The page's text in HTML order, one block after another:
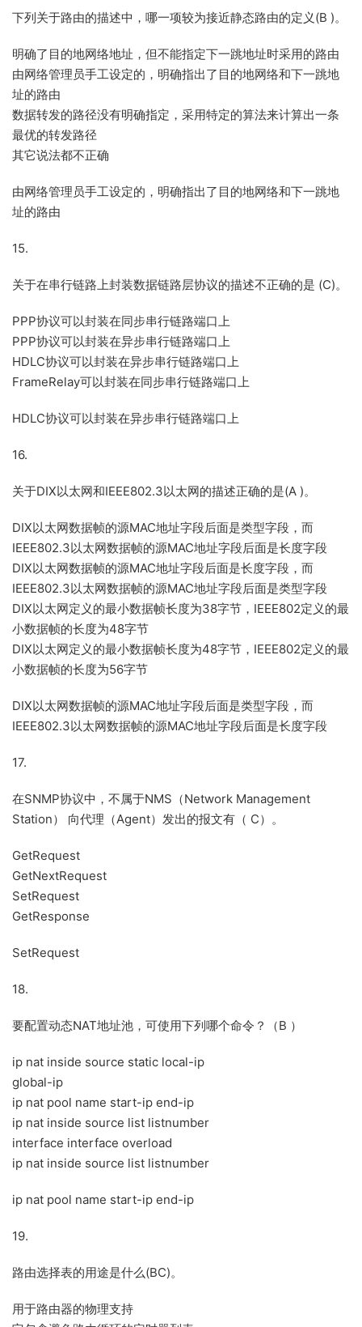
下列关于路由的描述中，哪一项较为接近静态路由的定义(B )。
明确了目的地网络地址，但不能指定下一跳地址时采用的路由
由网络管理员手工设定的，明确指出了目的地网络和下一跳地
址的路由
数据转发的路径没有明确指定，采用特定的算法来计算出一条
最优的转发路径
其它说法都不正确
由网络管理员手工设定的，明确指出了目的地网络和下一跳地
址的路由
15.
关于在串行链路上封装数据链路层协议的描述不正确的是 (C)。
PPP协议可以封装在同步串行链路端口上
PPP协议可以封装在异步串行链路端口上
HDLC协议可以封装在异步串行链路端口上
FrameRelay可以封装在同步串行链路端口上
HDLC协议可以封装在异步串行链路端口上
16.
关于DIX以太网和IEEE802.3以太网的描述正确的是(A )。
DIX以太网数据帧的源MAC地址字段后面是类型字段，而
IEEE802.3以太网数据帧的源MAC地址字段后面是长度字段
DIX以太网数据帧的源MAC地址字段后面是长度字段，而
IEEE802.3以太网数据帧的源MAC地址字段后面是类型字段
DIX以太网定义的最小数据帧长度为38字节，IEEE802定义的最
小数据帧的长度为48字节
DIX以太网定义的最小数据帧长度为48字节，IEEE802定义的最
小数据帧的长度为56字节
DIX以太网数据帧的源MAC地址字段后面是类型字段，而
IEEE802.3以太网数据帧的源MAC地址字段后面是长度字段
17.
在SNMP协议中，不属于NMS（Network Management
Station） 向代理（Agent）发出的报文有（ C）。
GetRequest
GetNextRequest
SetRequest
GetResponse
SetRequest
18.
要配置动态NAT地址池，可使用下列哪个命令？（B ）
ip nat inside source static local-ip
global-ip
ip nat pool name start-ip end-ip
ip nat inside source list listnumber
interface interface overload
ip nat inside source list listnumber
ip nat pool name start-ip end-ip
19.
路由选择表的用途是什么(BC)。
用于路由器的物理支持